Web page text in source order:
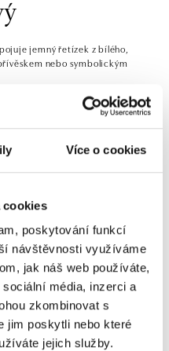
Více o cookies
cookies
poskytování funkcí
návštěvnosti využíváme
jak náš web používáte,
média, inzerci a
zkombinovat s
jim poskytli nebo které
jejich služby.
jemný řetízek z bílého,
nebo symbolickým